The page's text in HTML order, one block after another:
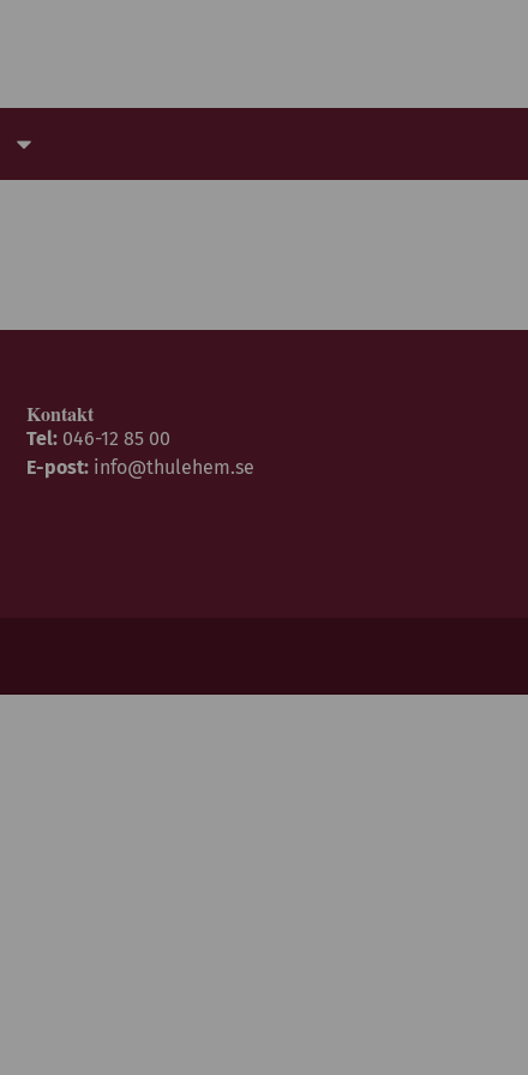
Kontakt
Tel: 046-12 85 00
E-post: info@thulehem.se